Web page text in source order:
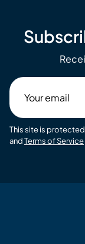
email
This site is
andTerms of Service